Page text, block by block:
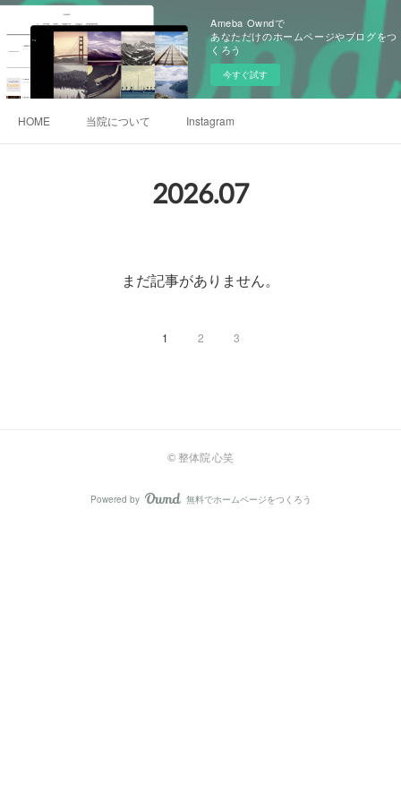
Ameba Owndで
あなただけのホームページやブログをつ
くろう
今すぐ試す
HOME 当院について Instagram
2026.07
まだ記事がありません。
1 2 3
©︎ 整体院 心笑
Powered by AmebaOwnd
無料でホームページをつくろう